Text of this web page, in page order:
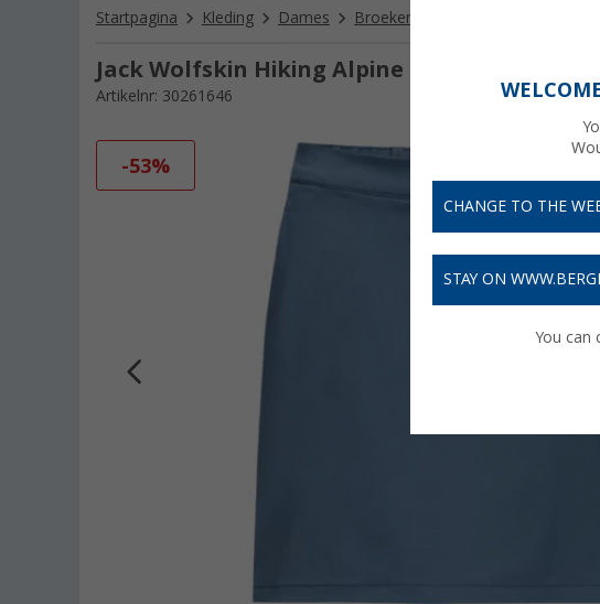
Startpagina Kleding Dames Broeken, rokken & jurken
Jack Wolfskin Hiking Alpine Skort damesrok
Artikelnr: 30261646
-53%
CHANGE TO THE
STAY ON
You can